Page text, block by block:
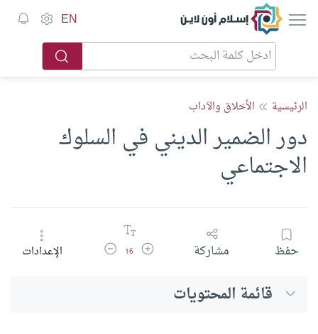
إسلام أون لاين EN
الرئيسية الأخلاق والآداب
دور الضمير الديني في السلوك
الاجتماعي
حفظ مشاركة زيادة حجم الخط
16 تقليل حجم الخطالإعدادات
قائمة المحتويات